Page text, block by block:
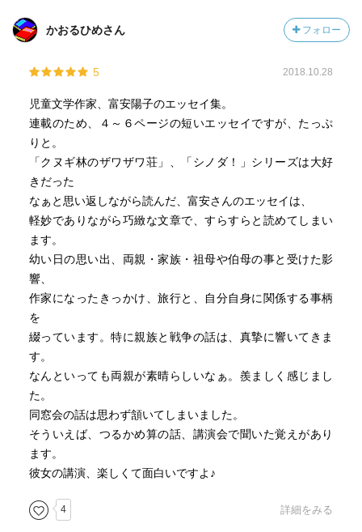
かおるひめさん フォロー
5 2018.10.28
児童文学作家、富安陽子のエッセイ集。
連載のため、４～６ページの短いエッセイですが、たっぷ
りと。
「クヌギ林のザワザワ荘」、「シノダ！」シリーズは大好
きだった
なぁと思い返しながら読んだ、富安さんのエッセイは、
軽妙でありながら巧緻な文章で、すらすらと読めてしまい
ます。
幼い日の思い出、両親・家族・祖母や伯母の事と受けた影
響、
作家になったきっかけ、旅行と、自分自身に関係する事柄
を
綴っています。特に親族と戦争の話は、真摯に響いてきま
す。
なんといっても両親が素晴らしいなぁ。羨ましく感じまし
た。
同窓会の話は思わず頷いてしまいました。
そういえば、つるかめ算の話、講演会で聞いた覚えがあり
ます。
彼女の講演、楽しくて面白いですよ♪
4 詳細をみる